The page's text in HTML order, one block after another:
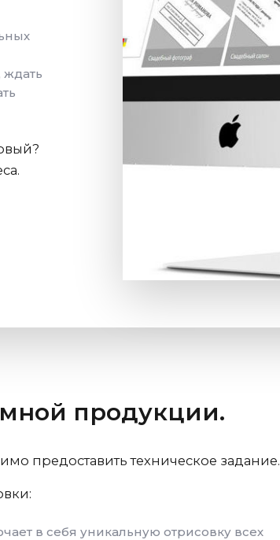
ждать
продукции.
предоставить техническое задание.
в себя уникальную отрисовку всех